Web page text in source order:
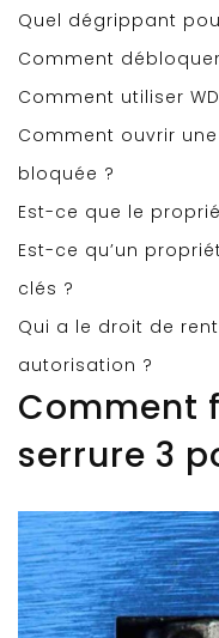
Quel dégrippant
Comment
Comment utiliser
Comment ouvrir
bloquée ?
Est-ce que le
Est-ce qu’un
clés ?
Qui a le droit de
autorisation ?
Comment
serrure 3